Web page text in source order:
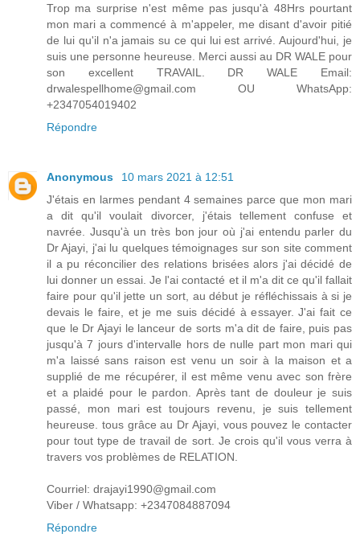
Trop ma surprise n'est même pas jusqu'à 48Hrs pourtant
mon mari a commencé à m'appeler, me disant d'avoir pitié
de lui qu'il n'a jamais su ce qui lui est arrivé. Aujourd'hui, je
suis une personne heureuse. Merci aussi au DR WALE pour
son excellent TRAVAIL. DR WALE Email:
drwalespellhome@gmail.com OU WhatsApp:
+2347054019402
Répondre
Anonymous
10 mars 2021 à 12:51
J'étais en larmes pendant 4 semaines parce que mon mari
a dit qu'il voulait divorcer, j'étais tellement confuse et
navrée. Jusqu'à un très bon jour où j'ai entendu parler du
Dr Ajayi, j'ai lu quelques témoignages sur son site comment
il a pu réconcilier des relations brisées alors j'ai décidé de
lui donner un essai. Je l'ai contacté et il m'a dit ce qu'il fallait
faire pour qu'il jette un sort, au début je réfléchissais à si je
devais le faire, et je me suis décidé à essayer. J'ai fait ce
que le Dr Ajayi le lanceur de sorts m'a dit de faire, puis pas
jusqu'à 7 jours d'intervalle hors de nulle part mon mari qui
m'a laissé sans raison est venu un soir à la maison et a
supplié de me récupérer, il est même venu avec son frère
et a plaidé pour le pardon. Après tant de douleur je suis
passé, mon mari est toujours revenu, je suis tellement
heureuse. tous grâce au Dr Ajayi, vous pouvez le contacter
pour tout type de travail de sort. Je crois qu'il vous verra à
travers vos problèmes de RELATION.
Courriel: drajayi1990@gmail.com
Viber / Whatsapp: +2347084887094
Répondre